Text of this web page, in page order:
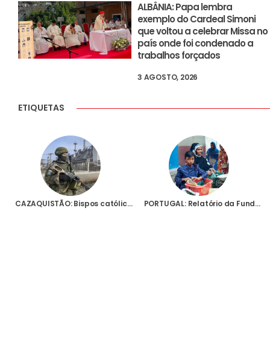
ALBÂNIA: Papa lembra
exemplo do Cardeal Simoni
que voltou a celebrar Missa no
país onde foi condenado a
trabalhos forçados
3 AGOSTO, 2026
ETIQUETAS
CAZAQUISTÃO: Bispos católicos pedem orações pela paz, após os trágicos incidentes que provocaram mais de 200 mortos PORTUGAL: Relatório da Fundação AIS sobre rapto de raparigas cristãs revela “situação catastrófica”